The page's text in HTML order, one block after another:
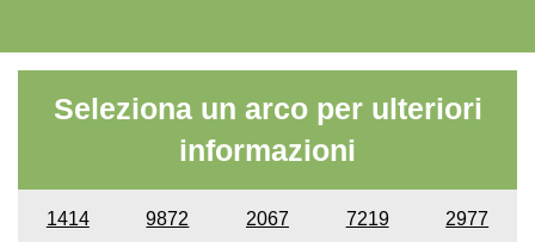
Seleziona un arco per ulteriori
informazioni
1414 9872 2067 7219 2977